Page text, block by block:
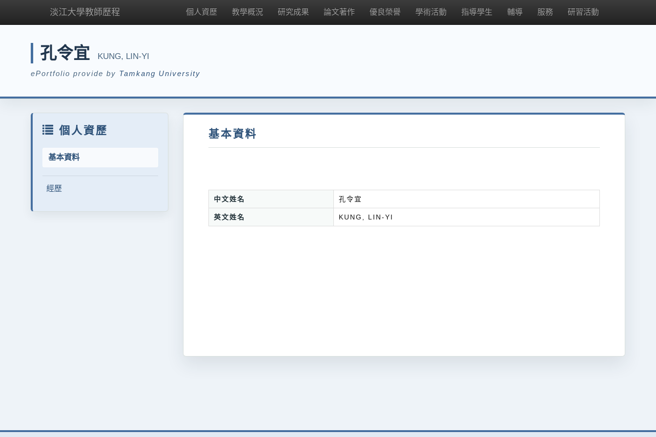
淡江大學教師歷程 個人資歷 教學概況 研究成果 論文著作 優良榮譽 學術活動 指導學生 輔導 服務 研習活動
孔令宜 KUNG, LIN-YI
ePortfolio provide by Tamkang University
個人資歷
基本資料
經歷
基本資料
中文姓名 孔令宜
英文姓名 KUNG, LIN-YI